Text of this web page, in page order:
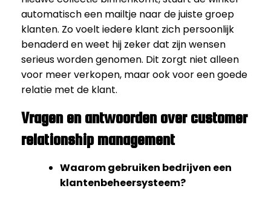
automatisch een mailtje naar de juiste groep
klanten. Zo voelt iedere klant zich persoonlijk
benaderd en weet hij zeker dat zijn wensen
serieus worden genomen. Dit zorgt niet alleen
voor meer verkopen, maar ook voor een goede
relatie met de klant.
Vragen en antwoorden over customer
relationship management
Waarom gebruiken bedrijven een
klantenbeheersysteem?